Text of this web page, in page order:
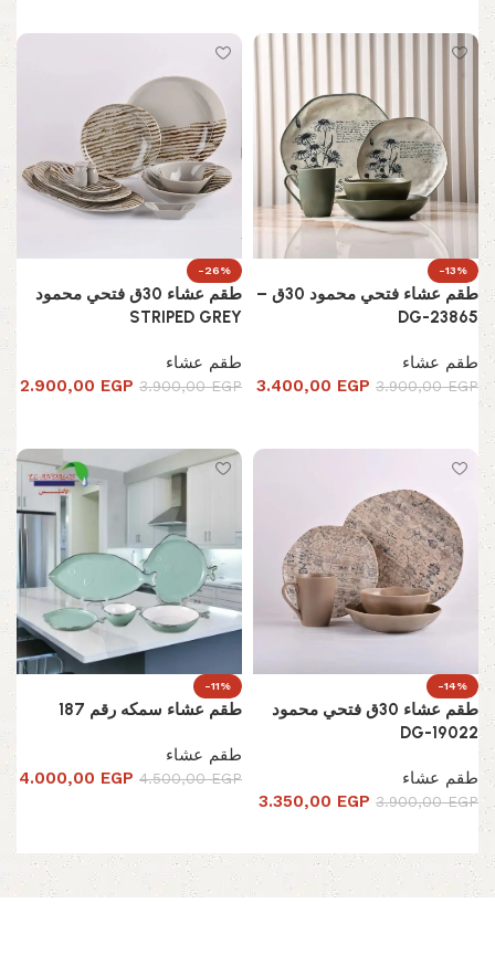
-13%
طقم عشاء فتحي محمود 30ق –
DG-23865
طقم عشاء
3.900,00EGP
3.400,00 EGP
-26%
طقم عشاء 30ق فتحي محمود
STRIPED GREY
طقم عشاء
3.900,00EGP
2.900,00 EGP
-14%
طقم عشاء 30ق فتحي محمود
DG-19022
طقم عشاء
3.900,00EGP
3.350,00 EGP
-11%
طقم عشاء سمكه رقم 187
طقم عشاء
4.500,00EGP
4.000,00 EGP